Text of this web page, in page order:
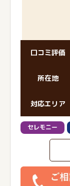
口コミ評価
所在地
対応エリア
セレモニー